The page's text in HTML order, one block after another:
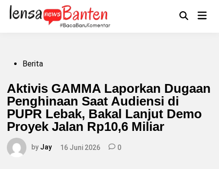
Skip
content
OpenMain
PostedBerita
Aktivis GAMMA Laporkan Dugaan
Penghinaan Saat Audiensi di
PUPR Lebak, Bakal Lanjut Demo
Proyek Jalan Rp10,6 Miliar
by Jay 16 Juni 2026 0